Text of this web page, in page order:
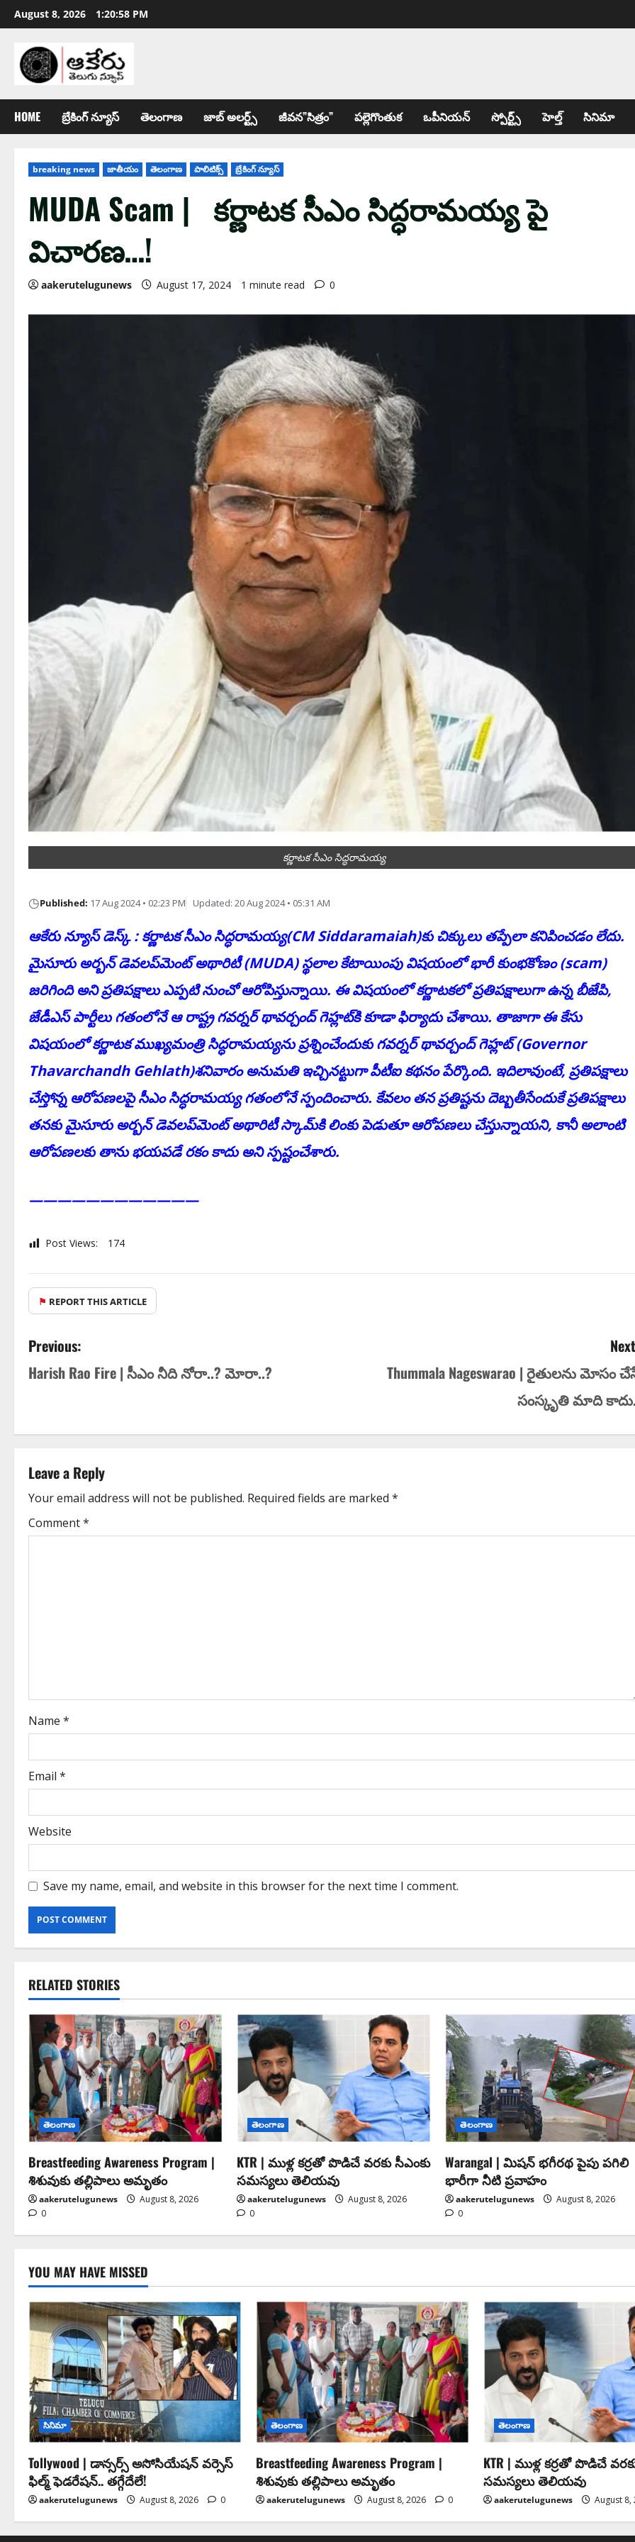
August 8, 2026 1:20:59 PM
HOME బ్రేకింగ్ న్యూస్ తెలంగాణ జాబ్ అల‌ర్ట్స్ జీవన”సిత్రం” పల్లెగొంతుక ఒపీనియన్ స్పోర్ట్స్ హెల్త్ సినిమా
breaking news జాతీయం తెలంగాణ పాలిటిక్స్ బ్రేకింగ్ న్యూస్
MUDA Scam | క‌ర్ణాట‌క సీఎం సిద్ధరామయ్య పై
విచార‌ణ‌…!
aakerutelugunews August 17, 2024 1 minute read 0
కర్ణాటక సీఎం సిద్ధరామయ్య
◷Published: 17 Aug 2024 • 02:23 PM Updated: 20 Aug 2024 • 05:31 AM
ఆకేరు న్యూస్ డెస్క్ : కర్ణాటక సీఎం సిద్ధరామయ్య(CM Siddaramaiah)కు చిక్కులు త‌ప్పేలా క‌నిపించ‌డం లేదు.
మైసూరు అర్బన్ డెవలప్‌మెంట్ అథారిటీ (MUDA) స్థలాల కేటాయింపు విషయంలో భారీ కుంభకోణం (scam)
జరిగింది అని ప్రతిపక్షాలు ఎప్ప‌టి నుంచో ఆరోపిస్తున్నాయి. ఈ విషయంలో కర్ణాటకలో ప్రతిపక్షాలుగా ఉన్న బీజేపి,
జేడీఎస్ పార్టీలు గతంలోనే ఆ రాష్ట్ర గవర్నర్ థావర్చంద్ గెహ్లట్‌కి కూడా ఫిర్యాదు చేశాయి. తాజాగా ఈ కేసు
విషయంలో కర్ణాటక ముఖ్యమంత్రి సిద్ధరామయ్యను ప్రశ్నించేందుకు గవర్నర్ థావర్చంద్ గెహ్లట్ (Governor
Thavarchandh Gehlath)శనివారం అనుమతి ఇచ్చినట్టుగా పీటీఐ కథనం పేర్కొంది. ఇదిలావుంటే, ప్రతిపక్షాలు
చేస్తోన్న ఆరోపణలపై సీఎం సిద్ధరామయ్య గతంలోనే స్పందించారు. కేవలం తన ప్రతిష్టను దెబ్బతీసేందుకే ప్రతిపక్షాలు
తనకు మైసూరు అర్బన్ డెవలప్‌మెంట్ అథారిటీ స్కామ్‌కి లింకు పెడుతూ ఆరోపణలు చేస్తున్నాయని, కానీ అలాంటి
ఆరోపణలకు తాను భయపడే రకం కాదు అని స్పష్టంచేశారు.
————————————
Post Views: 174
⚑ REPORT THIS ARTICLE
Previous:
Harish Rao Fire | సీఎం నీది నోరా..? మోరా..?
Thummala Nageswarao | రైతుల‌ను మోసం
సంస్కృతి మాది
Leave a Reply
Your email address will not be published. Required fields are marked *
Comment*
Name *
Email *
Website
Save my name, email, and website in this browser for the next time I comment.
RELATED STORIES
తెలంగాణ
Breastfeeding Awareness Program |
శిశువుకు తల్లిపాలు అమృతం
aakerutelugunews
August 8, 2026
0
తెలంగాణ
KTR | ముళ్ల కర్రతో పొడిచే వరకు సీఎంకు
సమస్యలు తెలియవు
aakerutelugunews
August 8, 2026
0
తెలంగాణ
Warangal | మిషన్ భగీరథ పైపు పగిలి
భారీగా నీటి ప్రవాహం
aakerutelugunews
August 8, 2026
0
YOU MAY HAVE MISSED
సినిమా
Tollywood | డాన్సర్స్ అసోసియేషన్ వర్సెస్
ఫిల్మ్ ఫెడరేషన్.. తగ్గేదేలే!
aakerutelugunews August 8, 2026 0
తెలంగాణ
Breastfeeding Awareness Program |
శిశువుకు తల్లిపాలు అమృతం
aakerutelugunews August 8, 2026 0
తెలంగాణ
KTR | ముళ్ల కర్రతో పొడిచే
సమస్యలు తెలియవు
aakerutelugunews August 8,